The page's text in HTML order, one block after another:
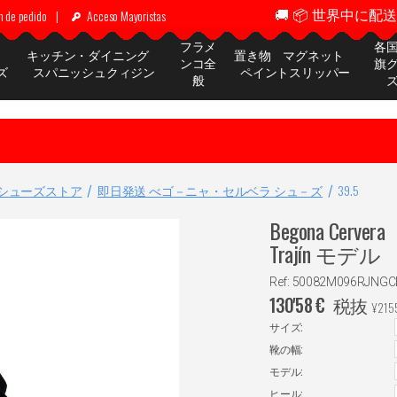
de pedido | Acceso Mayoristas 🚚 📦 世界中に配
キッチン・ダイニング
スパニッシュクィジン
フラメ
ンコ全
般
置き物 マグネット
ペイントスリッパー
各
旗
ューズストア 即日発送 べゴ－ニャ・セルベラ シュ－ズ 39.5
Begona
Trajín モデル
Ref:
130'58€ 税抜 ¥
サイズ:
靴の幅:
モデル:
ヒール: